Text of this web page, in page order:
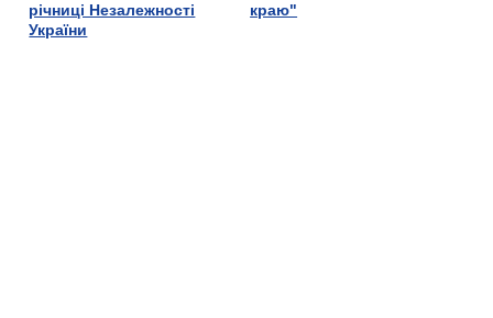
річниці Незалежності
України
краю"